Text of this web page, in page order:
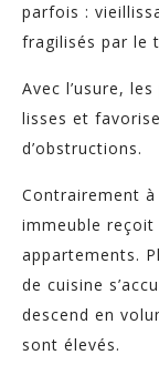
parfois :
fragilisés par le
Avec l’usure,
lisses et
d’obstructions.
Contrairement
immeuble reçoit
appartements.
de cuisine
descend en
sont élevés.